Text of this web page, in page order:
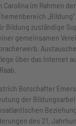
Carolina im Rahmen
Bildung zuständige
gemeinsamen
über das Internet
Botschafter
der
des 21.